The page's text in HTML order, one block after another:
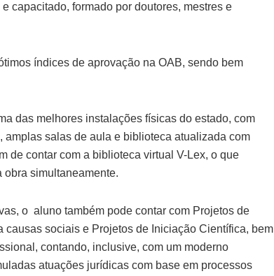
capacitado, formado por doutores, mestres e
índices de aprovação na OAB, sendo bem
das melhores instalações físicas do estado, com
amplas salas de aula e biblioteca atualizada com
de contar com a biblioteca virtual V-Lex, o que
obra simultaneamente.
o aluno também pode contar com Projetos de
sociais e Projetos de Iniciação Científica, bem
contando, inclusive, com um moderno
atuações jurídicas com base em processos